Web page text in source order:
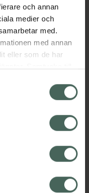
och annan
medier och
med.
med annan
eller som de har
påverkar inte
innan återkallelsen.
mousse som
att
Visa
Visa